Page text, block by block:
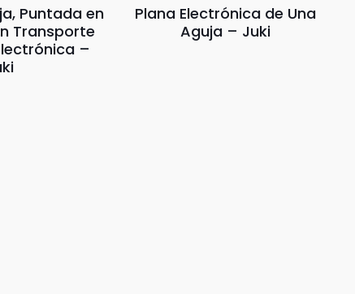
Puntada en
Transporte
–
Plana Electrónica de Una
Aguja – Juki